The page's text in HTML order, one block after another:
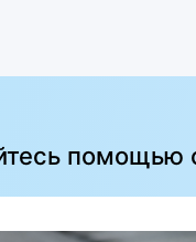
помощью